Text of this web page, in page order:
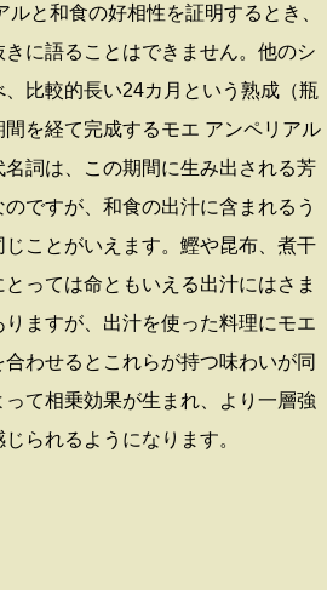
ルと和食の好相性を証明するとき、
きに語ることはできません。他のシ
、比較的長い24カ月という熟成（瓶
間を経て完成するモエ アンペリアル
詞は、この期間に生み出される芳
ですが、和食の出汁に含まれるう
じことがいえます。鰹や昆布、煮干
とっては命ともいえる出汁にはさま
りますが、出汁を使った料理にモエ
わせるとこれらが持つ味わいが同
て相乗効果が生まれ、より一層強
られるようになります。